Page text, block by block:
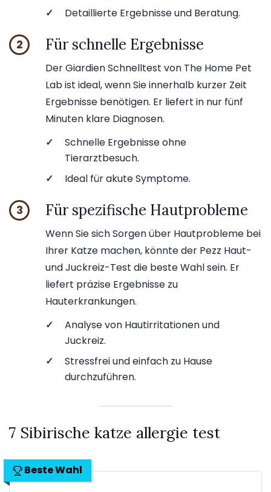
✓
Detaillierte Ergebnisse und Beratung.
2 Für schnelle Ergebnisse
Der Giardien Schnelltest von The Home Pet
Lab ist ideal, wenn Sie innerhalb kurzer Zeit
Ergebnisse benötigen. Er liefert in nur fünf
Minuten klare Diagnosen.
✓
Schnelle Ergebnisse ohne
Tierarztbesuch.
✓
Ideal für akute Symptome.
3 Für spezifische Hautprobleme
Wenn Sie sich Sorgen über Hautprobleme bei
Ihrer Katze machen, könnte der Pezz Haut-
und Juckreiz-Test die beste Wahl sein. Er
liefert präzise Ergebnisse zu
Hauterkrankungen.
✓
Analyse von Hautirritationen und
Juckreiz.
✓
Stressfrei und einfach zu Hause
durchzuführen.
7 Sibirische katze allergie test
Beste Wahl